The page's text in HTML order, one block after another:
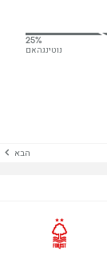
25%
נוטינגהאם
הבא